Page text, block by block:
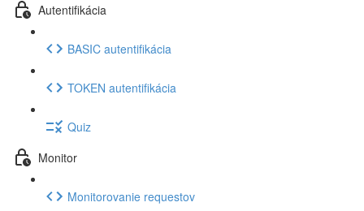
Autentifikácia
BASIC autentifikácia
TOKEN autentifikácia
Quiz
Monitor
Monitorovanie requestov